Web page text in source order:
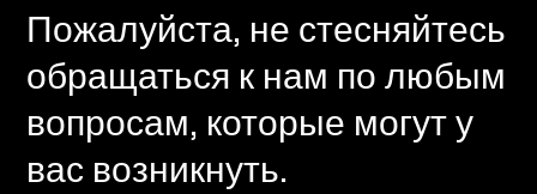
Пожалуйста, не стесняйтесь
обращаться к нам по любым
вопросам, которые могут у
вас возникнуть.